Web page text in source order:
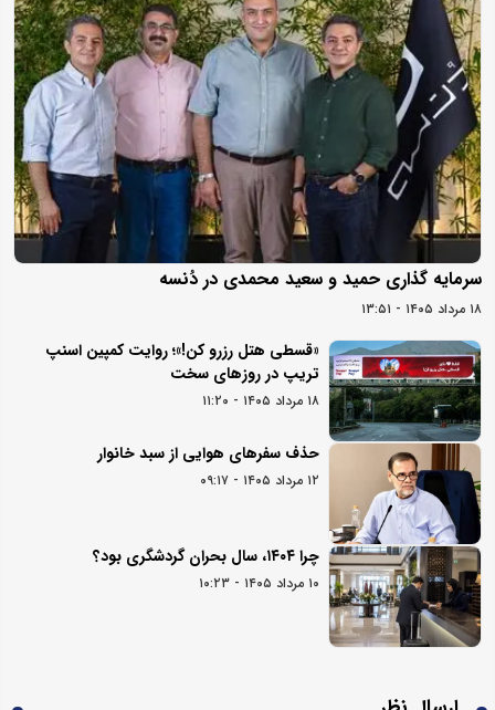
سرمایه گذاری حمید و سعید محمدی در دُنسه
۱۸ مرداد ۱۴۰۵ - ۱۳:۵۱
«قسطی هتل رزرو کن!»؛ روایت کمپین اسنپ
تریپ در روزهای سخت
۱۸ مرداد ۱۴۰۵ - ۱۱:۲۰
حذف سفرهای هوایی از سبد خانوار
۱۲ مرداد ۱۴۰۵ - ۰۹:۱۷
چرا ۱۴۰۴، سال بحران گردشگری بود؟
۱۰ مرداد ۱۴۰۵ - ۱۰:۲۳